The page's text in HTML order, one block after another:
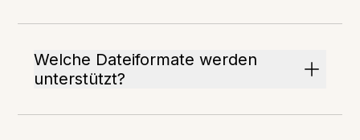
Welche Dateiformate werden
unterstützt?